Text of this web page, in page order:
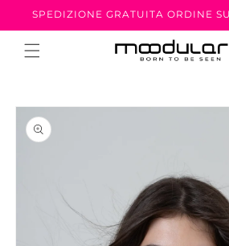
direttamente
ai contenuti
SPEDIZIONE GRATUITA ORDINE
Passa alle
informazioni
sul prodotto